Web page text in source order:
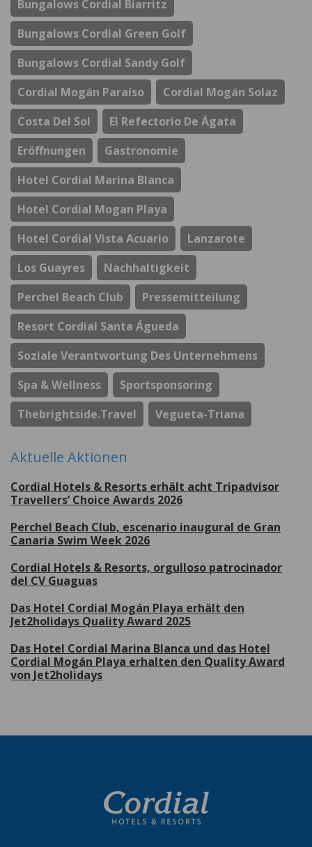
Bungalows Cordial Biarritz
Bungalows Cordial Green Golf
Bungalows Cordial Sandy Golf
Cordial Mogán Paraíso
Cordial Mogán Solaz
Costa Del Sol
El Refectorio De Ágata
Eröffnungen
Gastronomie
Hotel Cordial Marina Blanca
Hotel Cordial Mogan Playa
Hotel Cordial Vista Acuario
Lanzarote
Los Guayres
Nachhaltigkeit
Perchel Beach Club
Pressemitteilung
Resort Cordial Santa Águeda
Soziale Verantwortung Des Unternehmens
Spa & Wellness
Sportsponsoring
Thebrightside.travel
Vegueta-Triana
Aktuelle Aktionen
Cordial Hotels & Resorts erhält acht Tripadvisor
Travellers’ Choice Awards 2026
Perchel Beach Club, escenario inaugural de Gran
Canaria Swim Week 2026
Cordial Hotels & Resorts, orgulloso patrocinador
del CV Guaguas
Das Hotel Cordial Mogán Playa erhält den
Jet2holidays Quality Award 2025
Das Hotel Cordial Marina Blanca und das Hotel
Cordial Mogán Playa erhalten den Quality Award
von Jet2holidays